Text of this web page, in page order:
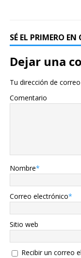
SÉ EL PRIMERO
Dejar una
Tu dirección de
Comentario
Nombre*
Correo electrónico*
Sitio web
Recibir un correo